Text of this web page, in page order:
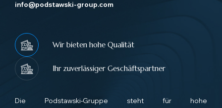
info@podstawski-group.com
Wir bieten hohe Qualität
Ihr zuverlässiger Geschäftspartner
Die Podstawski-Gruppe steht für hohe